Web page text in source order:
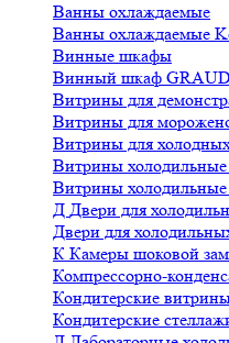
Ванны охлаждаемые
Ванны охлаждаемые
Винные шкафы
Винный шкаф
Витрины для
Витрины для
Витрины для
Витрины холодильные
Витрины холодильные
Д Двери для
Двери для
К Камеры шоковой
Компрессорно-
Кондитерские
Кондитерские